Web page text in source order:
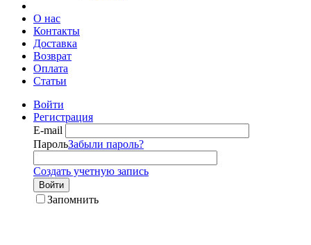
О нас
Контакты
Доставка
Возврат
Оплата
Статьи
Войти
Регистрация
E-mail
ПарольЗабыли пароль?
Создать учетную запись
Войти
Запомнить